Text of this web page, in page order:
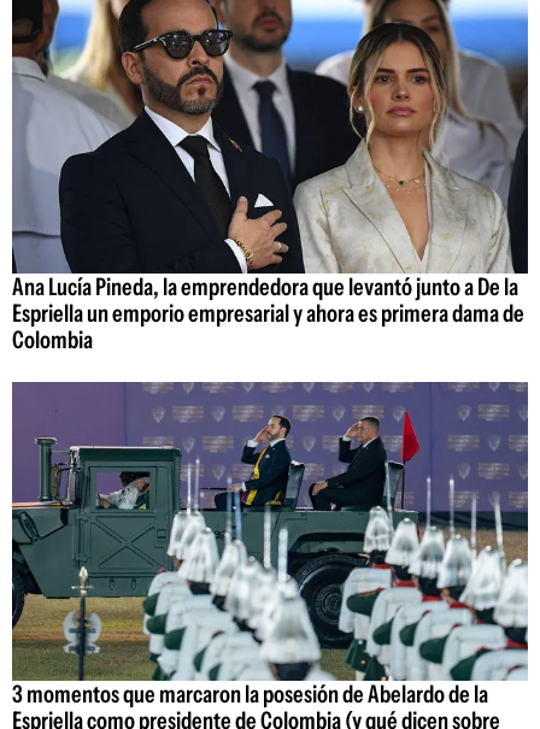
Ana Lucía Pineda, la emprendedora que levantó junto a De la
Espriella un emporio empresarial y ahora es primera dama de
Colombia
3 momentos que marcaron la posesión de Abelardo de la
Espriella como presidente de Colombia (y qué dicen sobre